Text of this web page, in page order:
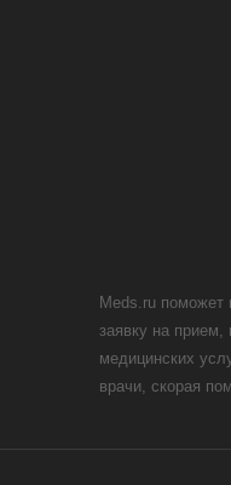
Meds.ru поможет
заявку на
медицинских
врачи, скорая